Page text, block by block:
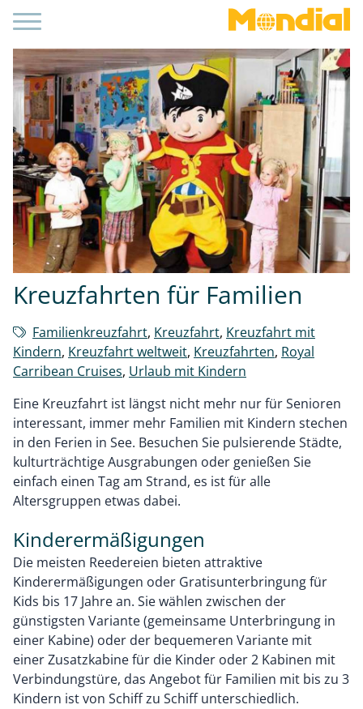
Kreuzfahrten für Familien
Familienkreuzfahrt, Kreuzfahrt, Kreuzfahrt mit
Kindern, Kreuzfahrt weltweit, Kreuzfahrten, Royal
Carribean Cruises, Urlaub mit Kindern
Eine Kreuzfahrt ist längst nicht mehr nur für Senioren
interessant, immer mehr Familien mit Kindern stechen
in den Ferien in See. Besuchen Sie pulsierende Städte,
kulturträchtige Ausgrabungen oder genießen Sie
einfach einen Tag am Strand, es ist für alle
Altersgruppen etwas dabei.
Kinderermäßigungen
Die meisten Reedereien bieten attraktive
Kinderermäßigungen oder Gratisunterbringung für
Kids bis 17 Jahre an. Sie wählen zwischen der
günstigsten Variante (gemeinsame Unterbringung in
einer Kabine) oder der bequemeren Variante mit
einer Zusatzkabine für die Kinder oder 2 Kabinen mit
Verbindungstüre, das Angebot für Familien mit bis zu 3
Kindern ist von Schiff zu Schiff unterschiedlich.